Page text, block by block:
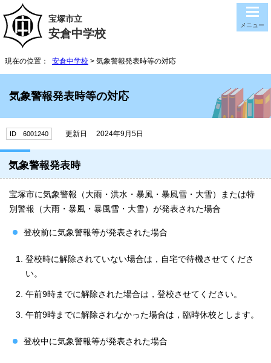
宝塚市立
安倉中学校
メニュー
現在の位置： 安倉中学校 > 気象警報発表時等の対応
気象警報発表時等の対応
ID 6001240 更新日 2024年9月5日
気象警報発表時
宝塚市に気象警報（大雨・洪水・暴風・暴風雪・大雪）または特
別警報（大雨・暴風・暴風雪・大雪）が発表された場合
登校前に気象警報等が発表された場合
登校時に解除されていない場合は，自宅で待機させてくださ
い。
午前9時までに解除された場合は，登校させてください。
午前9時までに解除されなかった場合は，臨時休校とします。
登校中に気象警報等が発表された場合